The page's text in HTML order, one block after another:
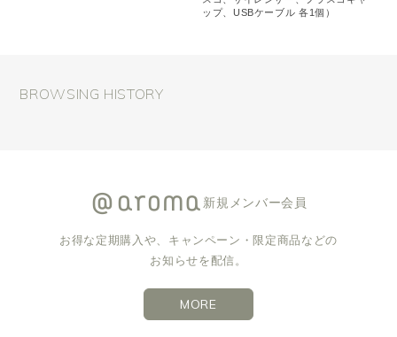
ップ、USBケーブル 各1個）
BROWSING HISTORY
新規メンバー会員
お得な定期購入や、キャンペーン・限定商品などの
お知らせを配信。
MORE